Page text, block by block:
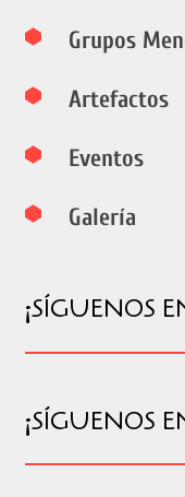
Grupos
Artefactos
Eventos
Galería
¡SÍGUENOS
¡SÍGUENOS